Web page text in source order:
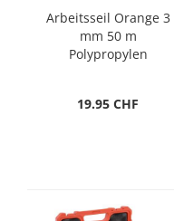
Arbeitsseil Orange 3
mm 50 m
Polypropylen
19.95 CHF